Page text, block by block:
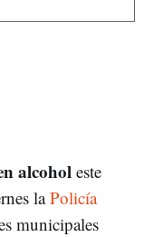
alcoholeste
laPolicía
municipales